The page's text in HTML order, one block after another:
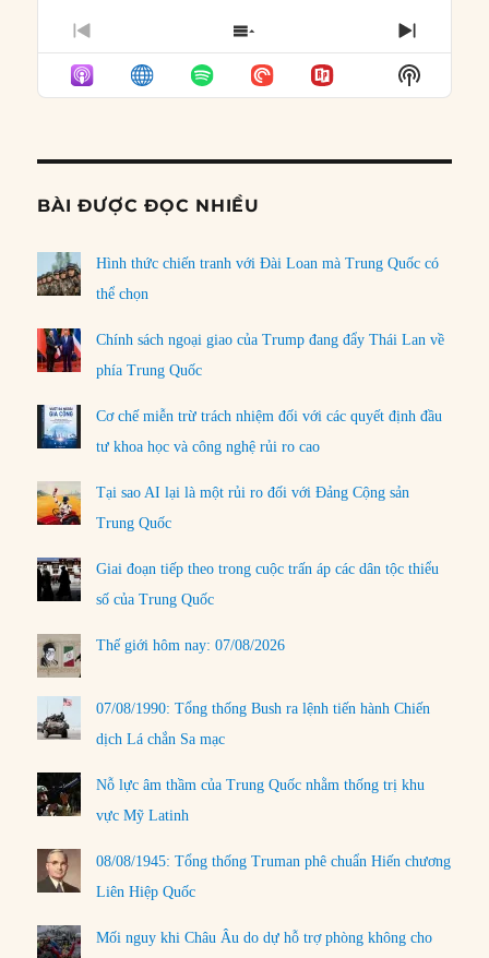
PREVIOUS
EPISODE
SHOW
EPISODES
LIST
NEXT
Show
Podcast
BÀI ĐƯỢC ĐỌC NHIỀU
Hình thức chiến tranh với Đài Loan mà Trung Quốc có
thể chọn
Chính sách ngoại giao của Trump đang đẩy Thái Lan về
phía Trung Quốc
Cơ chế miễn trừ trách nhiệm đối với các quyết định đầu
tư khoa học và công nghệ rủi ro cao
Tại sao AI lại là một rủi ro đối với Đảng Cộng sản
Trung Quốc
Giai đoạn tiếp theo trong cuộc trấn áp các dân tộc thiểu
số của Trung Quốc
Thế giới hôm nay: 07/08/2026
07/08/1990: Tổng thống Bush ra lệnh tiến hành Chiến
dịch Lá chắn Sa mạc
Nỗ lực âm thầm của Trung Quốc nhằm thống trị khu
vực Mỹ Latinh
08/08/1945: Tổng thống Truman phê chuẩn Hiến chương
Liên Hiệp Quốc
Mối nguy khi Châu Âu do dự hỗ trợ phòng không cho